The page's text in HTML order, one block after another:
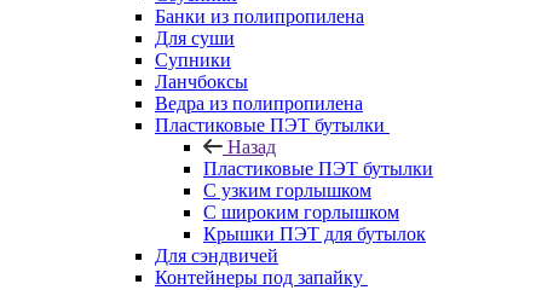
Банки из полипропилена
Для суши
Супники
Ланчбоксы
Ведра из полипропилена
Пластиковые ПЭТ бутылки
Назад
Пластиковые ПЭТ бутылки
С узким горлышком
С широким горлышком
Крышки ПЭТ для бутылок
Для сэндвичей
Контейнеры под запайку